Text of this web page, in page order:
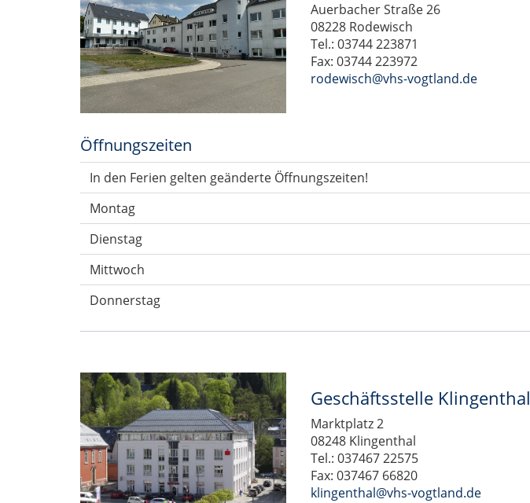
Auerbacher Straße 26
08228 Rodewisch
Tel.: 03744 223871
Fax: 03744 223972
rodewisch@vhs-vogtland.de
Öffnungszeiten
In den Ferien gelten geänderte Öffnungszeiten!
Montag
Dienstag
Mittwoch
Donnerstag
Geschäftsstelle Klingenthal
Marktplatz 2
08248 Klingenthal
Tel.: 037467 22575
Fax: 037467 66820
klingenthal@vhs-vogtland.de